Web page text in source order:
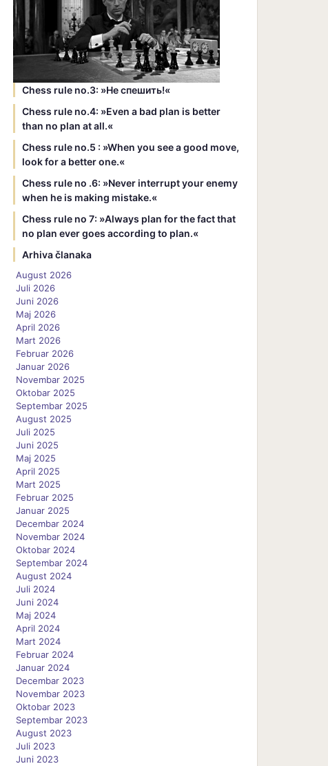
Chess rule no.3: »Hе спешить!«
Chess rule no.4: »Even a bad plan is better
than no plan at all.«
Chess rule no.5 : »When you see a good move,
look for a better one.«
Chess rule no .6: »Never interrupt your enemy
when he is making mistake.«
Chess rule no 7: »Always plan for the fact that
no plan ever goes according to plan.«
Arhiva članaka
August 2026
Juli 2026
Juni 2026
Maj 2026
April 2026
Mart 2026
Februar 2026
Januar 2026
Novembar 2025
Oktobar 2025
Septembar 2025
August 2025
Juli 2025
Juni 2025
Maj 2025
April 2025
Mart 2025
Februar 2025
Januar 2025
Decembar 2024
Novembar 2024
Oktobar 2024
Septembar 2024
August 2024
Juli 2024
Juni 2024
Maj 2024
April 2024
Mart 2024
Februar 2024
Januar 2024
Decembar 2023
Novembar 2023
Oktobar 2023
Septembar 2023
August 2023
Juli 2023
Juni 2023